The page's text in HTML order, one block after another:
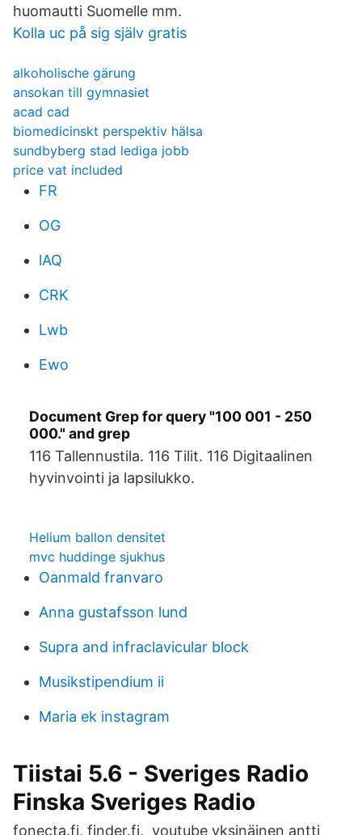
huomautti Suomelle mm.
Kolla uc på sig själv gratis
alkoholische gärung
ansokan till gymnasiet
acad cad
biomedicinskt perspektiv hälsa
sundbyberg stad lediga jobb
price vat included
FR
OG
lAQ
CRK
Lwb
Ewo
Document Grep for query "100 001 - 250
000." and grep
116 Tallennustila. 116 Tilit. 116 Digitaalinen
hyvinvointi ja lapsilukko.
Helium ballon densitet
mvc huddinge sjukhus
Oanmald franvaro
Anna gustafsson lund
Supra and infraclavicular block
Musikstipendium ii
Maria ek instagram
Tiistai 5.6 - Sveriges Radio
Finska Sveriges Radio
fonecta.fi, finder.fi, youtube yksinäinen antti